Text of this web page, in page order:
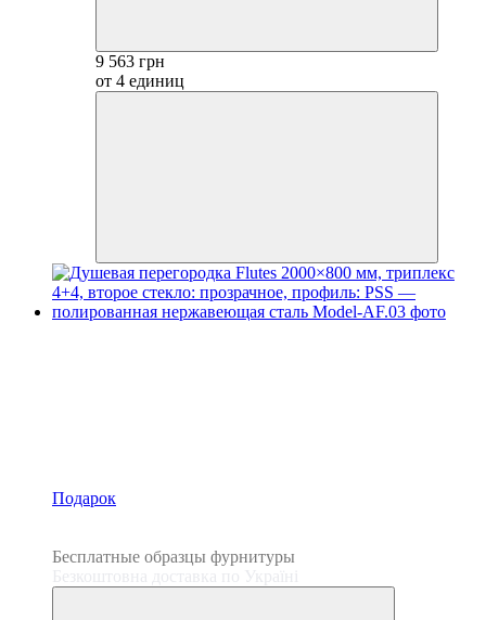
9 563 грн
от 4 единиц
Подарок
Бесплатные образцы фурнитуры